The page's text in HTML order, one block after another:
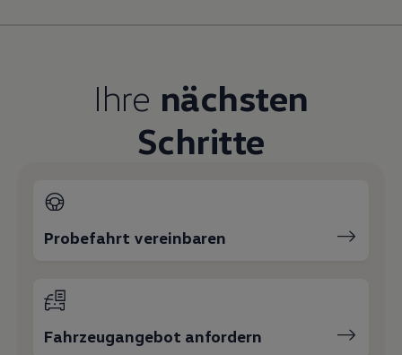
Volkswagen R
Pannen- und Unfallhilfe
Volkswagen Kundenbetreuung
Ihre nächsten
Schritte
Probefahrt vereinbaren
Fahrzeugangebot anfordern